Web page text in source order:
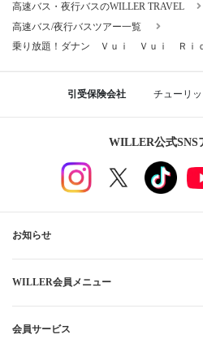
高速バス・夜行バスのWILLER TRAVEL
高速バス/夜行バスツアー一覧
乗り放題！ダナン Ｖｕｉ Ｖｕｉ Ｒｉ
引受保険会社 チューリ
WILLER公式SNS
お知らせ
WILLER会員メニュー
会員サービス